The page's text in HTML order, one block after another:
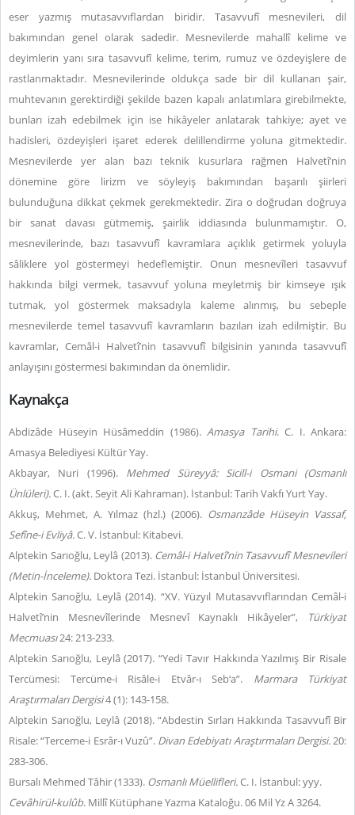
eser yazmış mutasavvıflardan biridir. Tasavvufî mesnevileri, dil
bakımından genel olarak sadedir. Mesnevilerde mahallî kelime ve
deyimlerin yanı sıra tasavvufî kelime, terim, rumuz ve özdeyişlere de
rastlanmaktadır. Mesnevilerinde oldukça sade bir dil kullanan şair,
muhtevanın gerektirdiği şekilde bazen kapalı anlatımlara girebilmekte,
bunları izah edebilmek için ise hikâyeler anlatarak tahkiye; ayet ve
hadisleri, özdeyişleri işaret ederek delillendirme yoluna gitmektedir.
Mesnevilerde yer alan bazı teknik kusurlara rağmen Halvetî’nin
dönemine göre lirizm ve söyleyiş bakımından başarılı şiirleri
bulunduğuna dikkat çekmek gerekmektedir. Zira o doğrudan doğruya
bir sanat davası gütmemiş, şairlik iddiasında bulunmamıştır. O,
mesnevilerinde, bazı tasavvufî kavramlara açıklık getirmek yoluyla
sâliklere yol göstermeyi hedeflemiştir. Onun mesnevîleri tasavvuf
hakkında bilgi vermek, tasavvuf yoluna meyletmiş bir kimseye ışık
tutmak, yol göstermek maksadıyla kaleme alınmış, bu sebeple
mesnevilerde temel tasavvufî kavramların bazıları izah edilmiştir. Bu
kavramlar, Cemâl-i Halvetî’nin tasavvufî bilgisinin yanında tasavvufî
anlayışını göstermesi bakımından da önemlidir.
Kaynakça
Abdizâde Hüseyin Hüsâmeddin (1986). Amasya Tarihi. C. I. Ankara:
Amasya Belediyesi Kültür Yay.
Akbayar, Nuri (1996). Mehmed Süreyyâ: Sicill-i Osmani (Osmanlı
Ünlüleri).C. I. (akt. Seyit Ali Kahraman). İstanbul: Tarih Vakfı Yurt Yay.
Akkuş, Mehmet, A. Yılmaz (hzl.) (2006). Osmanzâde Hüseyin Vassaf,
Sefîne-i Evliyâ.C. V. İstanbul: Kitabevi.
Alptekin Sarıoğlu, Leylâ (2013). Cemâl-i Halvetî’nin Tasavvufî Mesnevileri
(Metin-İnceleme). Doktora Tezi. İstanbul: İstanbul Üniversitesi.
Alptekin Sarıoğlu, Leylâ (2014). “XV. Yüzyıl Mutasavvıflarından Cemâl-i
Halvetî’nin Mesnevîlerinde Mesnevî Kaynaklı Hikâyeler”,
Türkiyat
Mecmuası24: 213-233.
Alptekin Sarıoğlu, Leylâ (2017). “Yedi Tavır Hakkında Yazılmış Bir Risale
Tercümesi: Tercüme-i Risâle-i Etvâr-ı Seb‘a”. Marmara Türkiyat
Araştırmaları Dergisi4 (1): 143-158.
Alptekin Sarıoğlu, Leylâ (2018). “Abdestin Sırları Hakkında Tasavvufî Bir
Risale: “Terceme-i Esrâr-ı Vuzû”. Divan Edebiyatı Araştırmaları Dergisi.20:
283-306.
Bursalı Mehmed Tâhir (1333). Osmanlı Müellifleri.C. I. İstanbul: yyy.
Cevâhirül-kulûb. Millî Kütüphane Yazma Kataloğu. 06 Mil Yz A 3264.